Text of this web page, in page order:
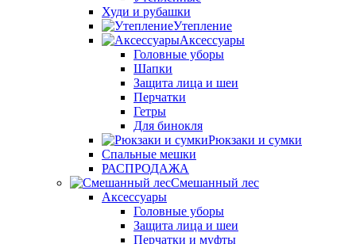
Худи и рубашки
Утепление
Аксессуары
Головные уборы
Шапки
Защита лица и шеи
Перчатки
Гетры
Для бинокля
Рюкзаки и сумки
Спальные мешки
РАСПРОДАЖА
Смешанный лес
Аксессуары
Головные уборы
Защита лица и шеи
Перчатки и муфты